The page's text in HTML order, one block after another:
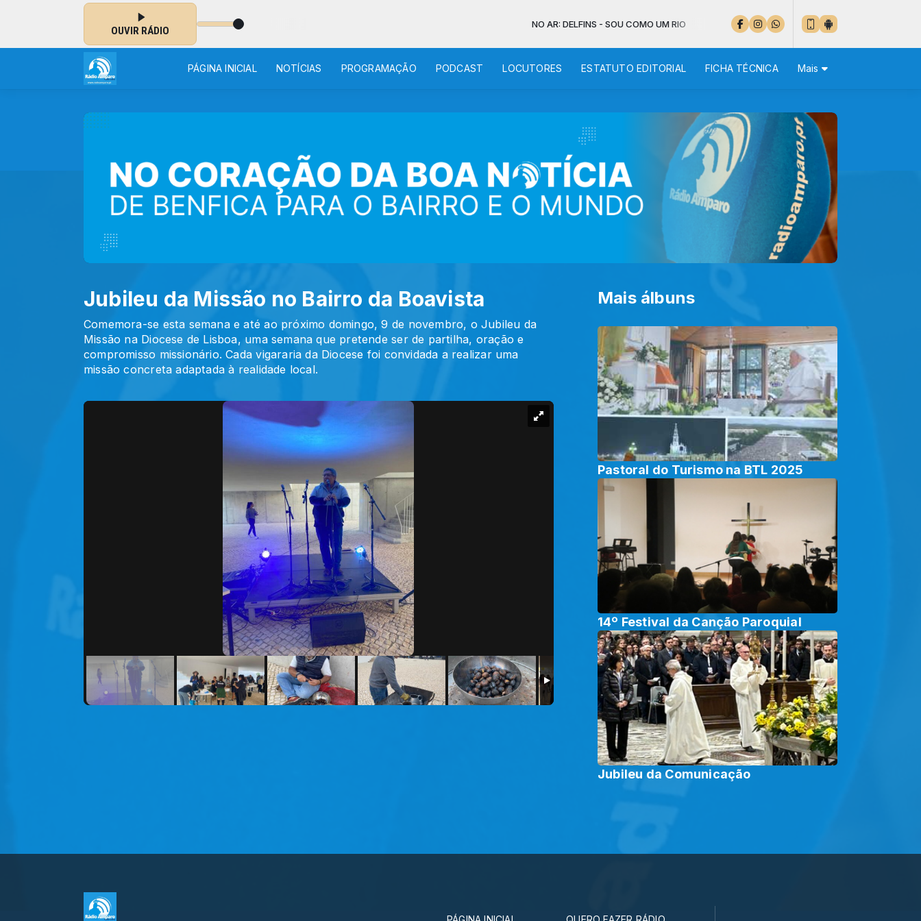
OUVIR RÁDIO
NO AR: DELFINS - SOU COMO UM RIO NO AR: DELFINS - SOU COMO UM RIO
PÁGINA INICIAL NOTÍCIAS PROGRAMAÇÃO PODCAST LOCUTORES ESTATUTO EDITORIAL FICHA TÉCNICA Mais
Jubileu da Missão no Bairro da Boavista
Comemora-se esta semana e até ao próximo domingo, 9 de novembro, o Jubileu da
Missão na Diocese de Lisboa, uma semana que pretende ser de partilha, oração e
compromisso missionário. Cada vigararia da Diocese foi convidada a realizar uma
missão concreta adaptada à realidade local.
Mais álbuns
Pastoral do Turismo na BTL 2025
14º Festival da Canção Paroquial
Jubileu da Comunicação